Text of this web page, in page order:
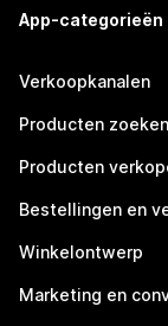
App-categorieën
Verkoopkanalen
Producten zoeken
Producten
Bestellingen en
Winkelontwerp
Marketing en